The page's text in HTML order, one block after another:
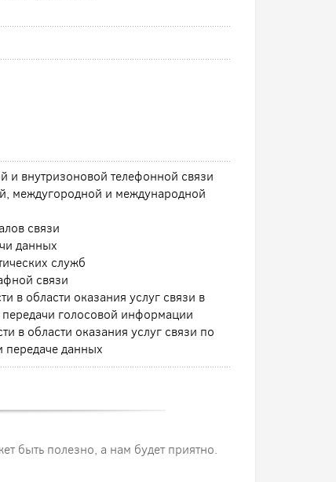
и внутризоновой телефонной связи
междугородной и международной
связи
данных
служб
связи
в области оказания услуг связи в
голосовой информации
в области оказания услуг связи по
передаче данных
быть полезно, а нам будет приятно.